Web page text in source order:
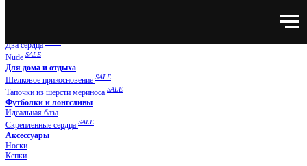
Два сердца
Nude SALE
Для дома и отдыха
Шелковое прикосновение SALE
Тапочки из шерсти мериноса SALE
Футболки и лонгсливы
Идеальная база
Скрепленные сердца SALE
Аксессуары
Носки
Кепки